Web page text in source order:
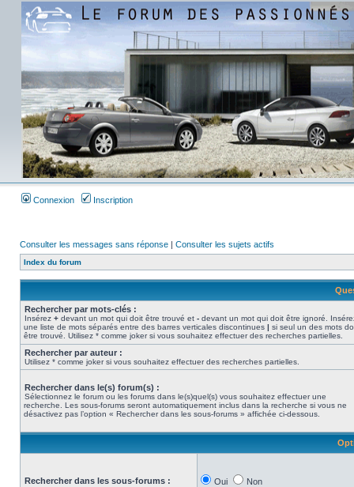
Connexion Inscription
Consulter les messages sans réponse | Consulter les sujets actifs
Index du forum
Rechercher par mots-clés :
Insérez + devant un mot qui doit être trouvé et - devant un mot qui doit être ignoré.
une liste de mots séparés entre des barres verticales discontinues | si seul un des mots
être trouvé. Utilisez * comme joker si vous souhaitez effectuer des recherches partielles.
Rechercher par auteur :
Utilisez * comme joker si vous souhaitez effectuer des recherches partielles.
Rechercher dans le(s) forum(s) :
Sélectionnez le forum ou les forums dans le(s)quel(s) vous souhaitez effectuer une
recherche. Les sous-forums seront automatiquement inclus dans la recherche si vous ne
désactivez pas l’option « Rechercher dans les sous-forums » affichée ci-dessous.
Rechercher dans les sous-forums : Oui Non